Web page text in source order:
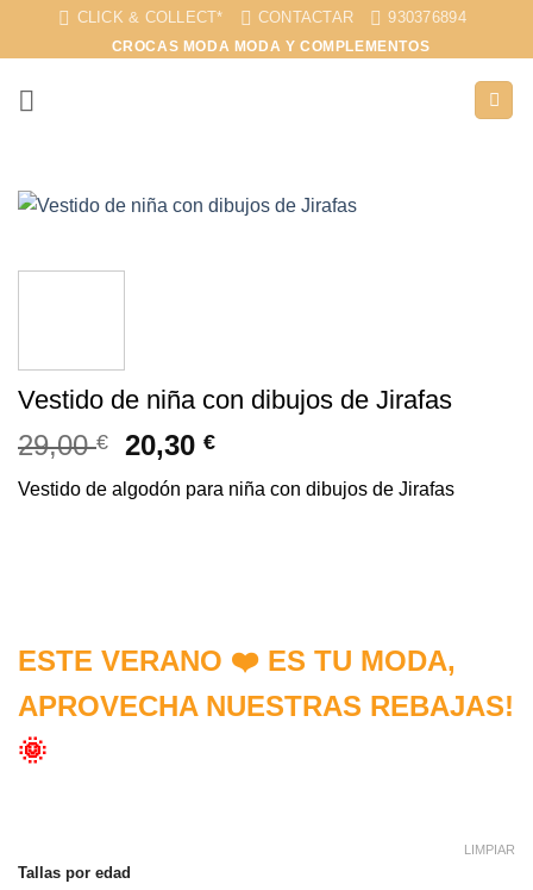
CLICK & COLLECT* CONTACTAR 930376894
CROCAS MODA MODA Y COMPLEMENTOS
Vestido de niña con dibujos de Jirafas
29,00€ 20,30€
Vestido de algodón para niña con dibujos de Jirafas
ESTE VERANO ❤️ ES TU MODA,
APROVECHA NUESTRAS REBAJAS!
🌞
Tallas por edad
LIMPIAR